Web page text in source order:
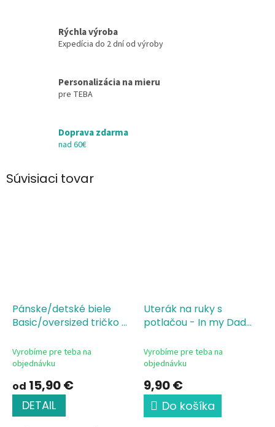
Rýchla výroba
Expedícia do 2 dní od výroby
Personalizácia na mieru
pre TEBA
Doprava zdarma
nad 60€
Súvisiaci tovar
Pánske/detské biele
Basic/oversized tričko s
Vyrobíme pre teba na
objednávku
od 15,90 €
DETAIL
Uterák na ruky s
potlačou - In my Dad
Vyrobíme pre teba na
objednávku
9,90 €
Do košíka